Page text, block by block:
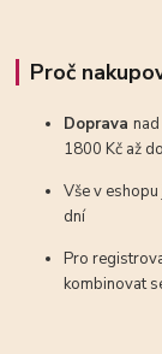
Proč
Doprava
1800 Kč až
Vše v eshopu
dní
Pro
kombinovat